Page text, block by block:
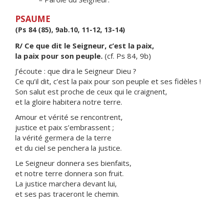
PSAUME
(Ps 84 (85), 9ab.10, 11-12, 13-14)
R/ Ce que dit le Seigneur, c’est la paix,
la paix pour son peuple. (cf. Ps 84, 9b)
J’écoute : que dira le Seigneur Dieu ?
Ce qu’il dit, c’est la paix pour son peuple et ses fidèles !
Son salut est proche de ceux qui le craignent,
et la gloire habitera notre terre.
Amour et vérité se rencontrent,
justice et paix s’embrassent ;
la vérité germera de la terre
et du ciel se penchera la justice.
Le Seigneur donnera ses bienfaits,
et notre terre donnera son fruit.
La justice marchera devant lui,
et ses pas traceront le chemin.